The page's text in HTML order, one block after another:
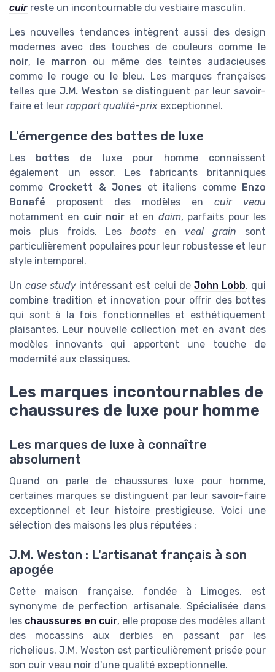
cuir reste un incontournable du vestiaire masculin.
Les nouvelles tendances intègrent aussi des design
modernes avec des touches de couleurs comme le
noir, le marron ou même des teintes audacieuses
comme le rouge ou le bleu. Les marques françaises
telles que J.M. Weston se distinguent par leur savoir-
faire et leur rapport qualité-prix exceptionnel.
L'émergence des bottes de luxe
Les bottes de luxe pour homme connaissent
également un essor. Les fabricants britanniques
comme Crockett & Jones et italiens comme Enzo
Bonafé proposent des modèles en cuir veau
notamment en cuir noir et en daim, parfaits pour les
mois plus froids. Les boots en veal grain sont
particulièrement populaires pour leur robustesse et leur
style intemporel.
Uncase study intéressant est celui de John Lobb, qui
combine tradition et innovation pour offrir des bottes
qui sont à la fois fonctionnelles et esthétiquement
plaisantes. Leur nouvelle collection met en avant des
modèles innovants qui apportent une touche de
modernité aux classiques.
Les marques incontournables de
chaussures de luxe pour homme
Les marques de luxe à connaître
absolument
Quand on parle de chaussures luxe pour homme,
certaines marques se distinguent par leur savoir-faire
exceptionnel et leur histoire prestigieuse. Voici une
sélection des maisons les plus réputées :
J.M. Weston : L'artisanat français à son
apogée
Cette maison française, fondée à Limoges, est
synonyme de perfection artisanale. Spécialisée dans
les chaussures en cuir, elle propose des modèles allant
des mocassins aux derbies en passant par les
richelieus. J.M. Weston est particulièrement prisée pour
son cuir veau noir d'une qualité exceptionnelle.